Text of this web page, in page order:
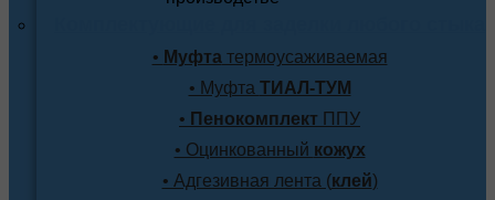
• Муфтатермоусаживаемая
• Муфта ТИАЛ-ТУМ
• Пенокомплект ППУ
• Оцинкованный кожух
• Адгезивная лента (клей)